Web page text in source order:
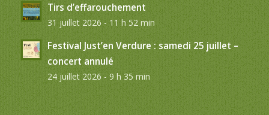
Tirs d’effarouchement
31 juillet 2026 - 11 h 52 min
Festival Just’en Verdure : samedi 25 juillet –
concert annulé
24 juillet 2026 - 9 h 35 min